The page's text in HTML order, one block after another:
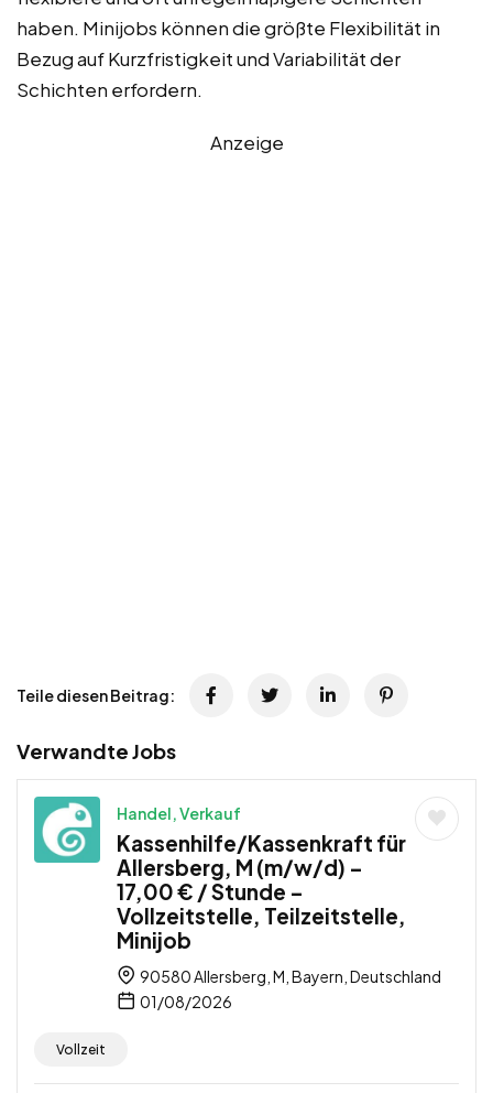
haben. Minijobs können die größte Flexibilität in
Bezug auf Kurzfristigkeit und Variabilität der
Schichten erfordern.
Anzeige
Teile diesen Beitrag:
Verwandte Jobs
Handel, Verkauf
Kassenhilfe/Kassenkraft für
Allersberg, M (m/w/d) –
17,00 € / Stunde –
Vollzeitstelle, Teilzeitstelle,
Minijob
90580 Allersberg, M, Bayern, Deutschland
01/08/2026
Vollzeit